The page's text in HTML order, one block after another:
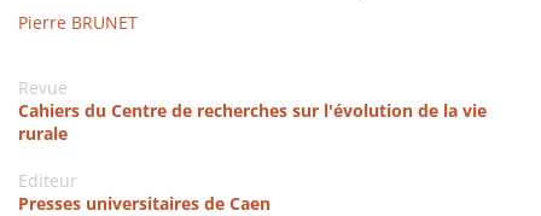
Pierre BRUNET
Revue
Cahiers du Centre de recherches sur l'évolution de la vie
rurale
Editeur
Presses universitaires de Caen